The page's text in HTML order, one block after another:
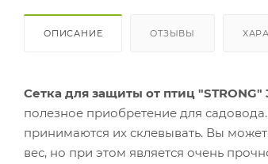
ОПИСАНИЕ ОТЗЫВЫ
Сетка для защиты от птиц
полезное приобретение для
принимаются их склевывать. Вы
вес, но при этом является очень